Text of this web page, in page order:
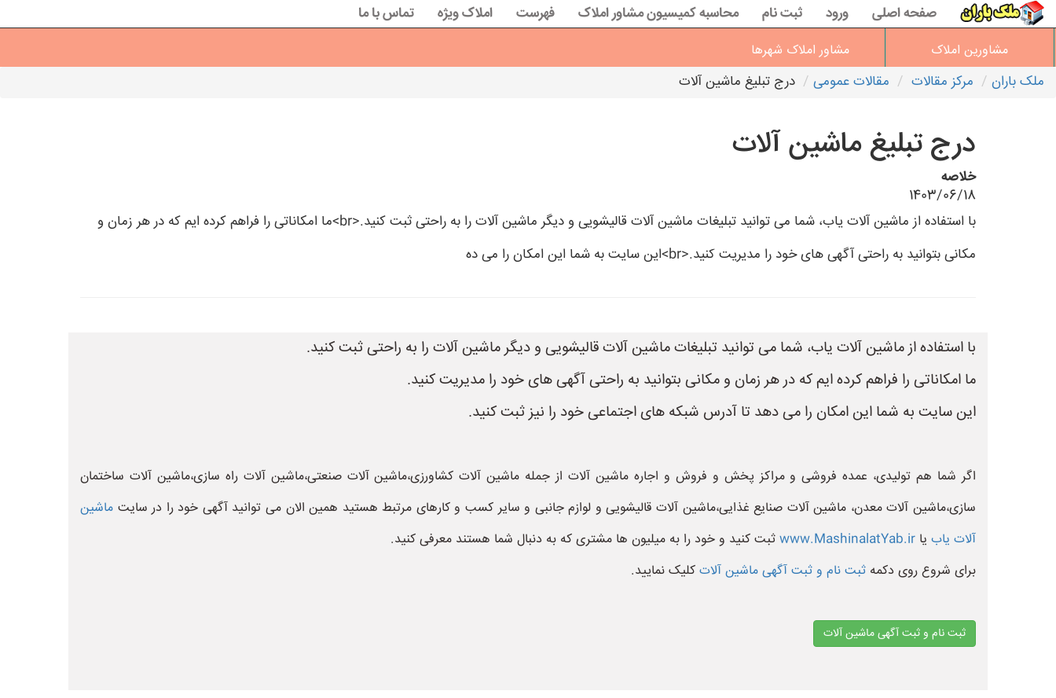
صفحه اصلی ورود ثبت نام محاسبه کمیسیون مشاور املاک فهرست املاک ویژه
تماس با ما
مشاورین املاک
مشاور املاک شهرها
ملک باران
مرکز مقالات مقالات عمومی درج تبلیغ ماشین آلات
درج تبلیغ ماشین آلات
خلاصه
1403/06/18
با استفاده از ماشین آلات یاب، شما می توانید تبلیغات ماشین آلات قالیشویی و دیگر ماشین آلات را به راحتی ثبت کنید.<br>ما امکاناتی را فراهم کرده ایم که در هر زمان و
مکانی بتوانید به راحتی آگهی های خود را مدیریت کنید.<br>این سایت به شما این امکان را می ده
با استفاده از ماشین آلات یاب، شما می توانید تبلیغات ماشین آلات قالیشویی و دیگر ماشین آلات را به راحتی ثبت کنید.
ما امکاناتی را فراهم کرده ایم که در هر زمان و مکانی بتوانید به راحتی آگهی های خود را مدیریت کنید.
این سایت به شما این امکان را می دهد تا آدرس شبکه های اجتماعی خود را نیز ثبت کنید.
اگر شما هم تولیدی، عمده فروشی و مراکز پخش و فروش و اجاره ماشین آلات از جمله ماشین آلات کشاورزی،ماشین آلات صنعتی،ماشین آلات راه سازی،ماشین آلات ساختمان
سازی،ماشین آلات معدن، ماشین آلات صنایع غذایی،ماشین آلات قالیشویی و لوازم جانبی و سایر کسب و کارهای مرتبط هستید همین الان می توانید آگهی خود را در سایت ماشین
آلات یاب یا www.MashinalatYab.ir ثبت کنید و خود را به میلیون ها مشتری که به دنبال شما هستند معرفی کنید.
برای شروع روی دکمه ثبت نام و ثبت آگهی ماشین آلات کلیک نمایید.
ثبت نام و ثبت آگهی ماشین آلات